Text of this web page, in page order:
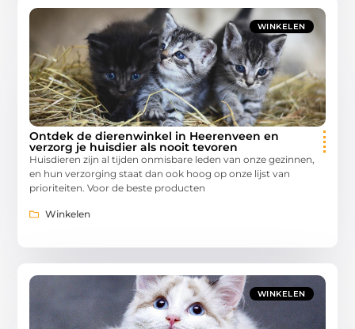
WINKELEN
Ontdek de dierenwinkel in Heerenveen en
verzorg je huisdier als nooit tevoren
Huisdieren zijn al tijden onmisbare leden van onze gezinnen,
en hun verzorging staat dan ook hoog op onze lijst van
prioriteiten. Voor de beste producten
Winkelen
WINKELEN